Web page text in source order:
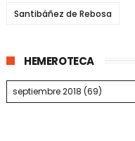
Santibáñez de Rebosa
HEMEROTECA